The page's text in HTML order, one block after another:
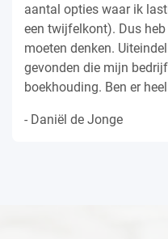
aantal opties waar ik
een twijfelkont). Dus
moeten denken.
gevonden die mijn
boekhouding. Ben er
- Daniël de Jonge